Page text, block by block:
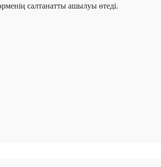
салтанатты ашылуы өтеді.